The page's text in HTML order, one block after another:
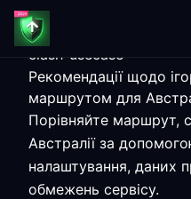
clash-usecase
Рекомендації щодо
маршрутом для
Порівняйте маршрут,
Австралії за
налаштування, даних
обмежень сервісу.